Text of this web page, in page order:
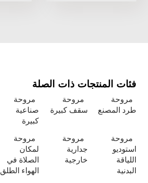
فئات المنتجات ذات الصلة
مروحة
طرد المصنع
مروحة
سقف كبيرة
مروحة
صناعية
كبيرة
مروحة
استوديو
اللياقة
البدنية
مروحة
جدارية
خارجية
مروحة
لمكان
الصلاة في
الهواء الطلق